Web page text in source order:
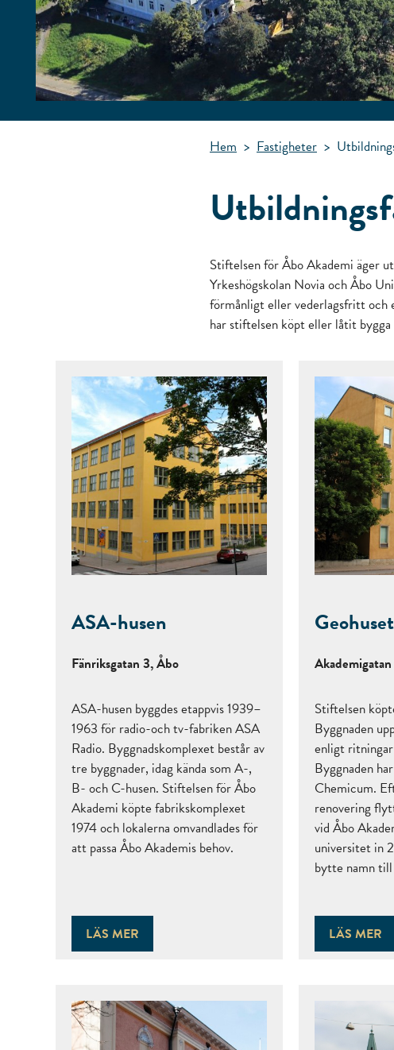
Hem > Fastigheter >
Stiftelsen för Åbo Akademi äger
Yrkeshögskolan Novia och Åbo
förmånligt eller vederlagsfritt och
har stiftelsen köpt eller låtit bygga
ASA-husen
Fänriksgatan 3, Åbo
ASA-husen byggdes etappvis 1939–
1963 för radio-och tv-fabriken ASA
Radio. Byggnadskomplexet består av
tre byggnader, idag kända som A-,
B- och C-husen. Stiftelsen för Åbo
Akademi köpte fabrikskomplexet
1974 och lokalerna omvandlades för
att passa Åbo Akademis behov.
LÄS MER
Geohuset
Stiftelsen
Byggnaden
enligt
Byggnaden
Chemicum.
renovering
vid Åbo
universitet in
bytte namn
LÄS MER